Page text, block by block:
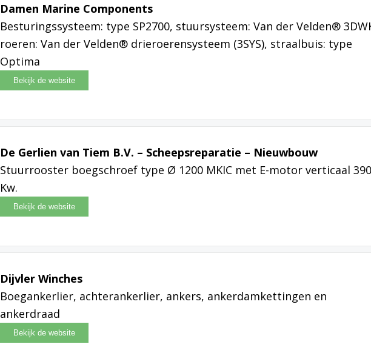
Damen Marine Components
Besturingssysteem: type SP2700, stuursysteem: Van der Velden®
roeren: Van der Velden® drieroerensysteem (3SYS), straalbuis: type
Optima
De Gerlien van Tiem B.V. – Scheepsreparatie – Nieuwbouw
Stuurrooster boegschroef type Ø 1200 MKIC met E-motor verticaal 390
Kw.
Dijvler Winches
Boegankerlier, achterankerlier, ankers, ankerdamkettingen en
ankerdraad